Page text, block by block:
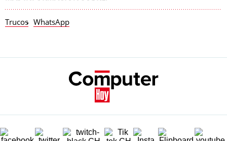
Trucos WhatsApp